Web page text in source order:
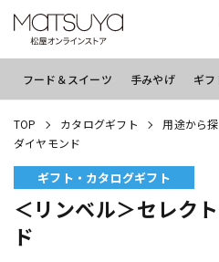
フード＆スイーツ 手みやげ ギフ
TOP カタログギフト 用途から
ダイヤモンド
ギフト・カタログギフト
＜リンベル＞セレク
ド